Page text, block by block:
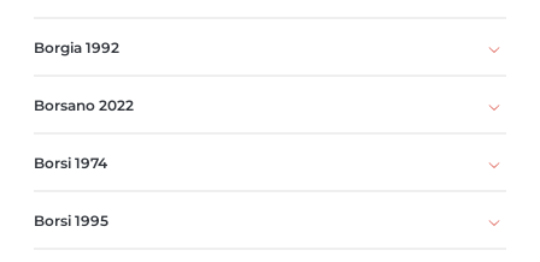
Borgia 1992
Borsano 2022
Borsi 1974
Borsi 1995